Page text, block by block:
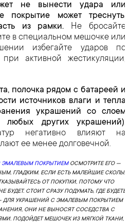
не вынести удара или
покрытие может треснуть,
из рамки. Не бросайте
в специальном мешочке или
избегайте ударов по
активной жестикуляции,
полочка рядом с батареей и
источников влаги и тепла
украшений со слоем
других украшений).
негативно влияют на
ее менее долговечной.
ЭМАЛЕВЫМ ПОКРЫТИЕМОСМОТРИТЕ ЕГО —
ГЛАДКИМ. ЕСЛИ ЕСТЬ МАЛЕЙШИЕ СКОЛЫ,
ОТ ПОКУПКИ, ПОТОМУ ЧТО
СТОИТ СРАЗУ ПОДУМАТЬ, ГДЕ БУДЕТЕ
ДЛЯ УКРАШЕНИЙ С ЭМАЛЕВЫМ ПОКРЫТИЕМ
ОНИ НЕ ВЫНОСЯТ СОСЕДСТВА С
ПОДОЙДЕТ МЕШОЧЕК ИЗ МЯГКОЙ ТКАНИ,